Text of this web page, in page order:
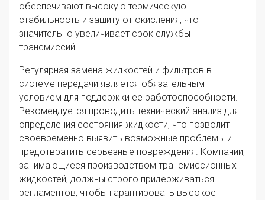
обеспечивают высокую термическую
стабильность и защиту от окисления, что
значительно увеличивает срок службы
трансмиссий.
Регулярная замена жидкостей и фильтров в
системе передачи является обязательным
условием для поддержки ее работоспособности.
Рекомендуется проводить технический анализ для
определения состояния жидкости, что позволит
своевременно выявить возможные проблемы и
предотвратить серьезные повреждения. Компании,
занимающиеся производством трансмиссионных
жидкостей, должны строго придерживаться
регламентов, чтобы гарантировать высокое